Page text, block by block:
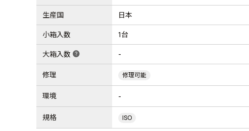
生産国 日本
小箱入数 1台
大箱入数 help -
修理 修理可能
環境 -
規格 ISO